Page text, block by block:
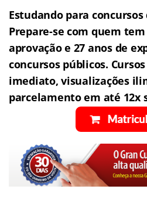
Estudando para
Prepare-se com quem
aprovação e 27 anos de
concursos públicos.
imediato, visualizações
parcelamento em até 12x